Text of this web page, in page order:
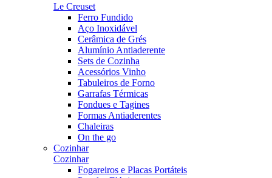
Le Creuset
Ferro Fundido
Aço Inoxidável
Cerâmica de Grés
Alumínio Antiaderente
Sets de Cozinha
Acessórios Vinho
Tabuleiros de Forno
Garrafas Térmicas
Fondues e Tagines
Formas Antiaderentes
Chaleiras
On the go
Cozinhar
Cozinhar
Fogareiros e Placas Portáteis